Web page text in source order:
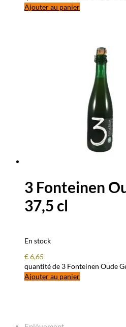
Ajouter au panier
3 Fonteinen
37,5 cl
En stock
€6,65
quantité de 3 Fonteinen Oude
Ajouter au panier